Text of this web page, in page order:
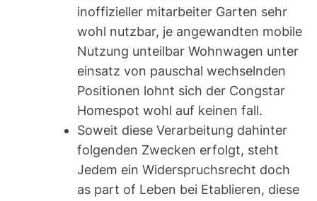
inoffizieller mitarbeiter Garten sehr
wohl nutzbar, je angewandten mobile
Nutzung unteilbar Wohnwagen unter
einsatz von pauschal wechselnden
Positionen lohnt sich der Congstar
Homespot wohl auf keinen fall.
Soweit diese Verarbeitung dahinter
folgenden Zwecken erfolgt, steht
Jedem ein Widerspruchsrecht doch
as part of Leben bei Etablieren, diese